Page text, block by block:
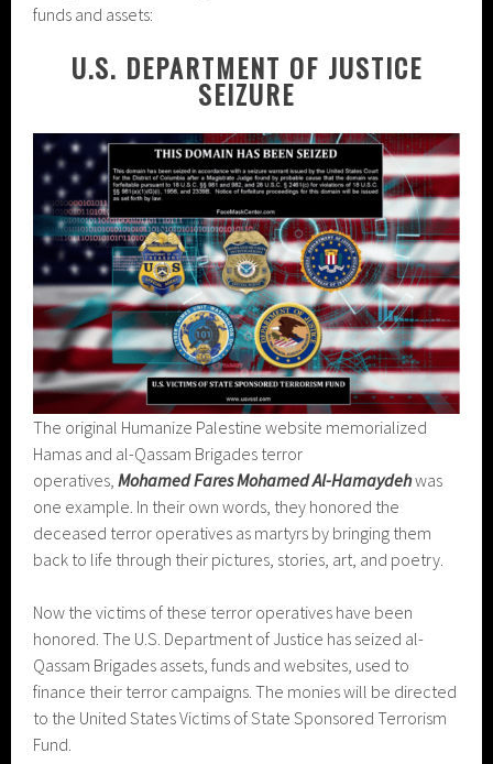
funds and assets:
U.S. DEPARTMENT OF JUSTICE
SEIZURE
The original Humanize Palestine website memorialized
Hamas and al-Qassam Brigades terror
operatives,Mohamed Fares Mohamed Al-Hamaydehwas
one example. In their own words, they honored the
deceased terror operatives as martyrs by bringing them
back to life through their pictures, stories, art, and poetry.
Now the victims of these terror operatives have been
honored. The U.S. Department of Justice has seized al-
Qassam Brigades assets, funds and websites, used to
finance their terror campaigns. The monies will be directed
to the United States Victims of State Sponsored Terrorism
Fund.